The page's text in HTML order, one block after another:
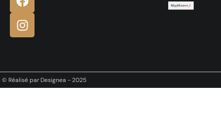
© Réalisé par Designea - 2025